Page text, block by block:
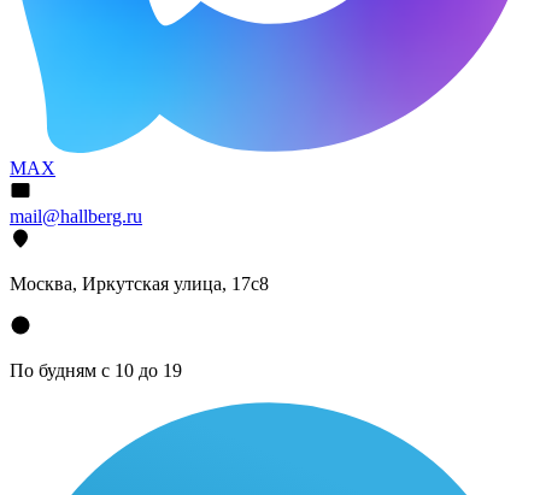
MAX
mail@hallberg.ru
Москва, Иркутская улица, 17с8
По будням с 10 до 19